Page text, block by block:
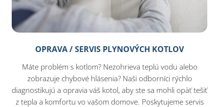
OPRAVA / SERVIS PLYNOVÝCH KOTLOV
Máte problém s kotlom? Nezohrieva teplú vodu alebo
zobrazuje chybové hlásenia? Naši odborníci rýchlo
diagnostikujú a opravia váš kotol, aby ste sa mohli opäť tešiť
z tepla a komfortu vo vašom domove. Poskytujeme servis